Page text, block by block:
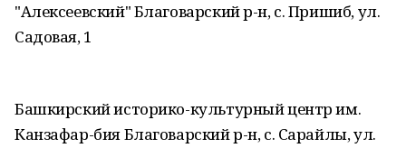
"Алексеевский" Благоварский р-н, с. Пришиб, ул.
Садовая, 1
Башкирский историко-культурный центр им.
Канзафар-бия Благоварский р-н, с. Сарайлы, ул.